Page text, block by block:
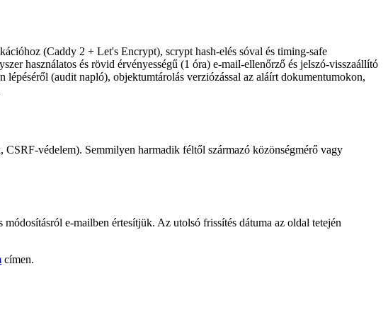
(Caddy 2 + Let's Encrypt), scrypt hash-elés sóval és timing-safe
használatos és rövid érvényességű (1 óra) e-mail-ellenőrző és jelszó-visszaállító
(audit napló), objektumtárolás verziózással az aláírt dokumentumokon,
védelem). Semmilyen harmadik féltől származó közönségmérő vagy
e-mailben értesítjük. Az utolsó frissítés dátuma az oldal tetején
címen.